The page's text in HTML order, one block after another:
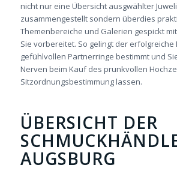
nicht nur eine Übersicht ausgwählter
zusammengestellt sondern überdies
Themenbereiche und Galerien gespickt
Sie vorbereitet. So gelingt der erfolgreiche
gefühlvollen Partnerringe bestimmt und
Nerven beim Kauf des prunkvollen
Sitzordnungsbestimmung lassen.
ÜBERSICHT DER
AUGSBURG